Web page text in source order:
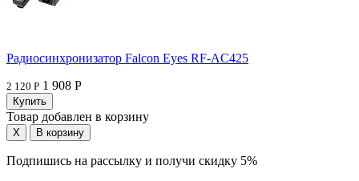
Радиосинхронизатор Falcon Eyes RF-AC425
2 120 Р 1 908 Р
Товар добавлен в корзину
Подпишись на рассылку и получи скидку 5%